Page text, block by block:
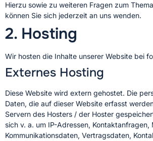
Hierzu sowie zu weiteren Fragen zum
können Sie sich jederzeit an uns wenden.
2. Hosting
Wir hosten die Inhalte unserer Website bei
Externes Hosting
Diese Website wird extern gehostet. Die
Daten, die auf dieser Website erfasst
Servern des Hosters / der Hoster
sich v. a. um IP-Adressen, Kontaktanfragen,
Kommunikationsdaten, Vertragsdaten,